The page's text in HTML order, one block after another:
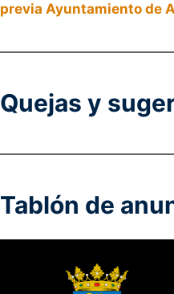
previa Ayuntamiento de
Quejas y
Tablón de